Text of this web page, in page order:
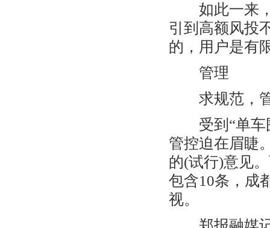
如此一来，
引到高额风投
的，用户是有
管理
求规范，管
受到“单车围
管控迫在眉睫
的(试行)意见
包含10条，成
视。